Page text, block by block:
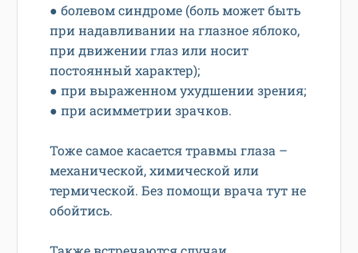
● болевом синдроме (боль может быть
при надавливании на глазное яблоко,
при движении глаз или носит
постоянный характер);
● при выраженном ухудшении зрения;
● при асимметрии зрачков.
Тоже самое касается травмы глаза –
механической, химической или
термической. Без помощи врача тут не
обойтись.